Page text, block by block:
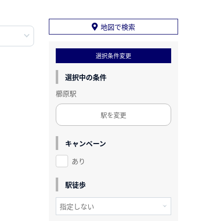
地図で検索
選択条件変更
選択中の条件
櫛原駅
駅を変更
キャンペーン
あり
駅徒歩